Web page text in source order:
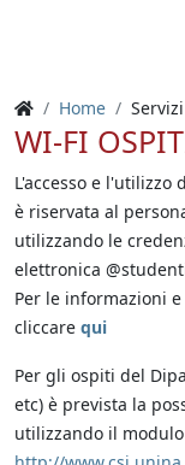
Home Servizi
WI-FI
L'accesso e l'utilizzo
è riservata al
utilizzando le
elettronica
Per le informazioni
cliccare qui
Per gli ospiti del
etc) è prevista la
utilizzando il